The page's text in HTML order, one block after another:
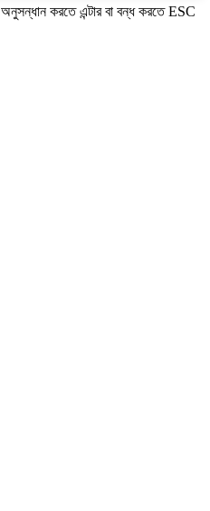
অনুসন্ধান করতে এন্টার বা বন্ধ করতে ESC